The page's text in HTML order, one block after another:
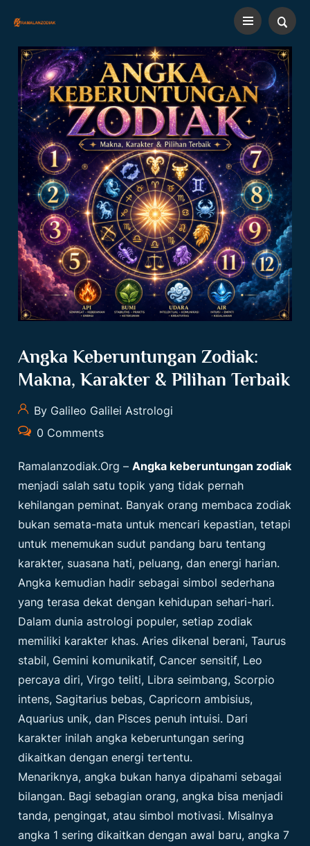
Angka Keberuntungan Zodiak:
Makna, Karakter & Pilihan Terbaik
By Galileo Galilei Astrologi
0 Comments
Ramalanzodiak.org –Angka keberuntungan zodiak
menjadi salah satu topik yang tidak pernah
kehilangan peminat. Banyak orang membaca zodiak
bukan semata-mata untuk mencari kepastian, tetapi
untuk menemukan sudut pandang baru tentang
karakter, suasana hati, peluang, dan energi harian.
Angka kemudian hadir sebagai simbol sederhana
yang terasa dekat dengan kehidupan sehari-hari.
Dalam dunia astrologi populer, setiap zodiak
memiliki karakter khas. Aries dikenal berani, Taurus
stabil, Gemini komunikatif, Cancer sensitif, Leo
percaya diri, Virgo teliti, Libra seimbang, Scorpio
intens, Sagitarius bebas, Capricorn ambisius,
Aquarius unik, dan Pisces penuh intuisi. Dari
karakter inilah angka keberuntungan sering
dikaitkan dengan energi tertentu.
Menariknya, angka bukan hanya dipahami sebagai
bilangan. Bagi sebagian orang, angka bisa menjadi
tanda, pengingat, atau simbol motivasi. Misalnya
angka 1 sering dikaitkan dengan awal baru, angka 7